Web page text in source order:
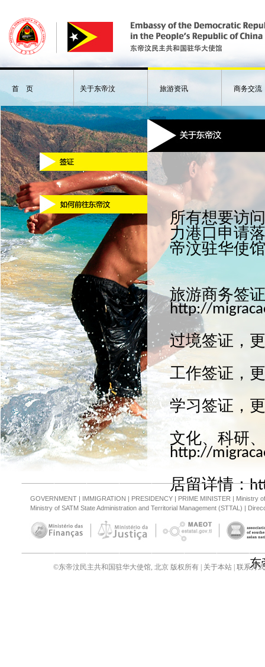
首 页 关于东帝汶 旅游资讯 商务交流
所有想要访
力港口申请
帝汶驻华使
旅游商务签
http://
过境签证，
工作签证，
学习签证，
文化、科研
http://
居留详情：
东
GOVERNMENT| IMMIGRATION | PRESIDENCY| PRIME MINISTER | Ministry
Ministry of SATM State Administration and Territorial Management (STTAL) |
©东帝汶民主共和国驻华大使馆, 北京 版权所有 | 关于本站| 联系方式